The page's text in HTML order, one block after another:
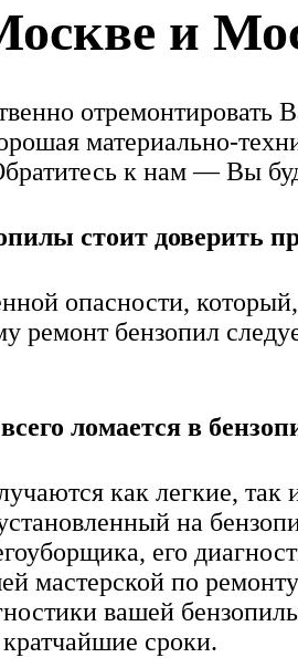
и
материально-
к нам — Вы
стоит доверить
опасности, который,
ремонт бензопил
ломается в
как легкие,
на
его
мастерской по
вашей
сроки.